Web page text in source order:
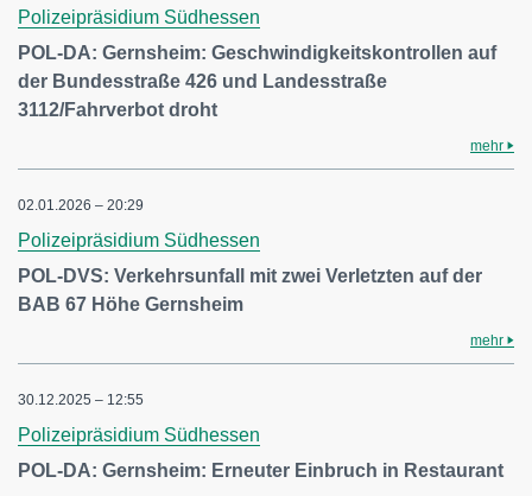
Polizeipräsidium Südhessen
POL-DA: Gernsheim: Geschwindigkeitskontrollen auf
der Bundesstraße 426 und Landesstraße
3112/Fahrverbot droht
mehr
02.01.2026 – 20:29
Polizeipräsidium Südhessen
POL-DVS: Verkehrsunfall mit zwei Verletzten auf der
BAB 67 Höhe Gernsheim
mehr
30.12.2025 – 12:55
Polizeipräsidium Südhessen
POL-DA: Gernsheim: Erneuter Einbruch in Restaurant